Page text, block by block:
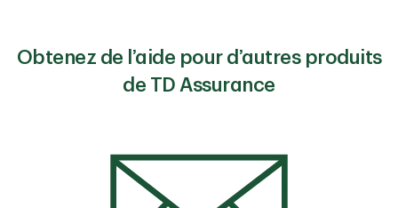
Obtenez de l’aide pour d’autres produits
de TD Assurance